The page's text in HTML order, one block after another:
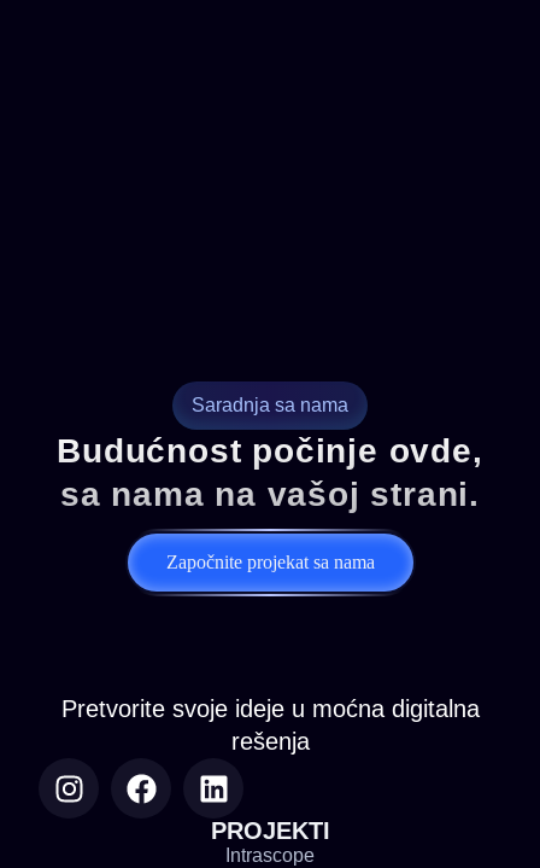
Saradnja sa nama
Budućnost počinje ovde,
sa nama na vašoj strani.
Započnite projekat sa nama
Pretvorite svoje ideje u moćna digitalna
rešenja
PROJEKTI
Intrascope